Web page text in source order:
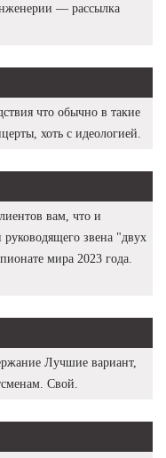
— рассылка
что обычно в такие
хоть с идеологией.
вам, что и
звена "двух
мира 2023 года.
Лучшие вариант,
Свой.